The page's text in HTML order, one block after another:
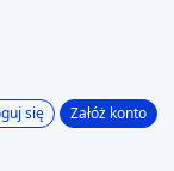
się Załóż konto